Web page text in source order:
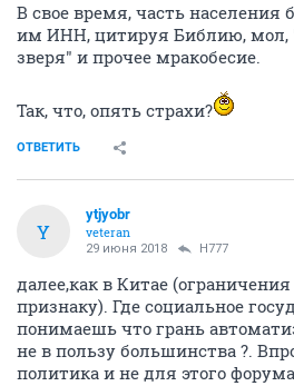
В свое время, часть населения
им ИНН, цитируя Библию, мол,
зверя" и прочее мракобесие.
Так, что, опять страхи?
ОТВЕТИТЬ
Y
ytjyobr
veteran
29 июня 2018 H777
далее,как в Китае
признаку). Где социальное
понимаешь что грань
не в пользу большинства ?.
политика и не для этого форума